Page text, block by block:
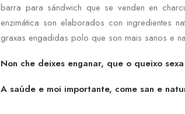
barra para sándwich que se venden en
enzimática son elaborados con ingredientes
graxas engadidas polo que son mais sanos e
Non che deixes enganar, que o queixo
A saúde e moi importante, come san e